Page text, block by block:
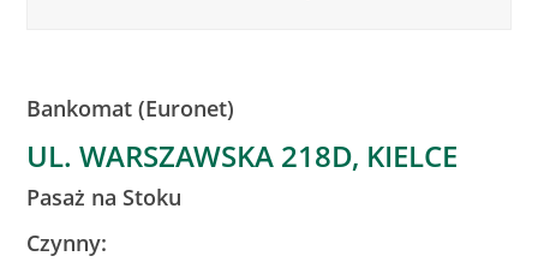
Bankomat (Euronet)
UL. WARSZAWSKA 218D, KIELCE
Pasaż na Stoku
Czynny: